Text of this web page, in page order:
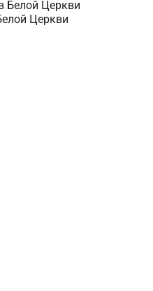
Белой Церкви
Церкви